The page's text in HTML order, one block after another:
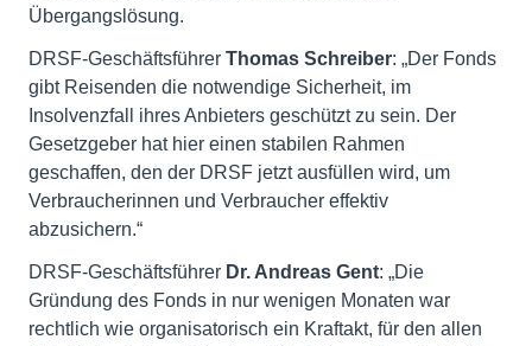
Übergangslösung.
DRSF-Geschäftsführer Thomas Schreiber: „Der Fonds
gibt Reisenden die notwendige Sicherheit, im
Insolvenzfall ihres Anbieters geschützt zu sein. Der
Gesetzgeber hat hier einen stabilen Rahmen
geschaffen, den der DRSF jetzt ausfüllen wird, um
Verbraucherinnen und Verbraucher effektiv
abzusichern.“
DRSF-Geschäftsführer Dr. Andreas Gent: „Die
Gründung des Fonds in nur wenigen Monaten war
rechtlich wie organisatorisch ein Kraftakt, für den allen